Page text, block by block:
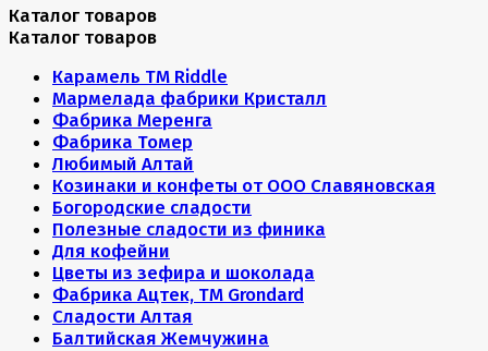
Каталог товаров
Каталог товаров
Карамель ТМ Riddle
Мармелада фабрики Кристалл
Фабрика Меренга
Фабрика Томер
Любимый Алтай
Козинаки и конфеты от ООО Славяновская
Богородские сладости
Полезные сладости из финика
Для кофейни
Цветы из зефира и шоколада
Фабрика Ацтек, ТМ Grondard
Сладости Алтая
Балтийская Жемчужина